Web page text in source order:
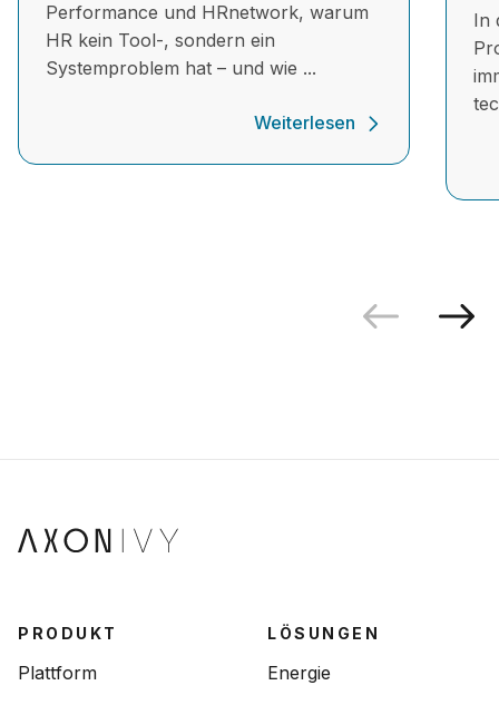
Performance und HRnetwork, warum
HR kein Tool-, sondern ein
Systemproblem hat – und wie ...
Weiterlesen
In
PRODUKT
Plattform
LÖSUNGEN
Energie